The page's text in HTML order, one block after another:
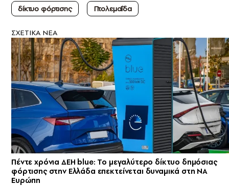
δίκτυο φόρτισης Πτολεμαΐδα
ΣXETIKA NEA
Πέντε χρόνια ΔΕΗ blue: Το μεγαλύτερο δίκτυο δημόσιας
φόρτισης στην Ελλάδα επεκτείνεται δυναμικά στη ΝΑ
Ευρώπη